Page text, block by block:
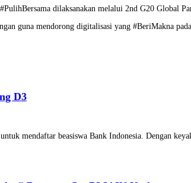
#PulihBersama dilaksanakan melalui 2nd G20
guna mendorong digitalisasi yang #BeriMakna
D3
mendaftar beasiswa Bank Indonesia. Dengan